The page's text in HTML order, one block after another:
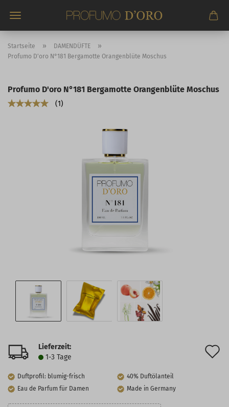
zum
Startseite » DAMENDÜFTE »
Profumo D'oro N°181 Bergamotte Orangenblüte Moschus
Profumo D'oro N°181 Bergamotte Orangenblüte Moschus
1
Lieferzeit:
1-3 Tage
Duftprofil: blumig-frisch
40% Duftölanteil
Eau de Parfum für Damen
Made in Germany